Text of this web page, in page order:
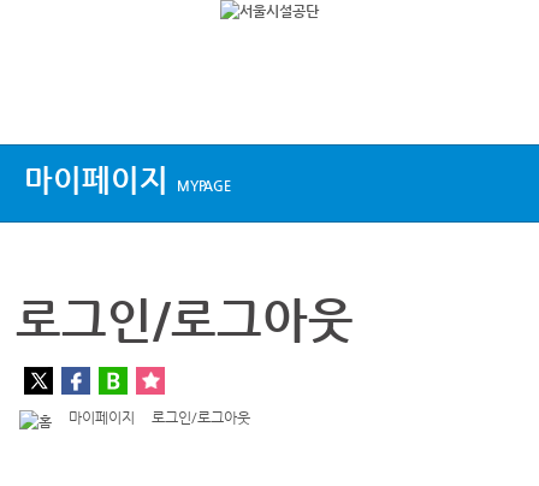
마이페이지 MYPAGE
로그인/로그아웃
마이페이지 로그인/로그아웃